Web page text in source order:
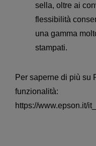
sella, oltre ai
flessibilità
una gamma
stampati.
Per saperne di più su
funzionalità:
https://www.epson.it/